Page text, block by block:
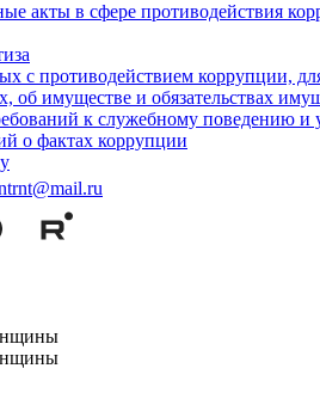
акты в сфере противодействия
с противодействием коррупции,
об имуществе и обязательствах
к служебному поведению и
о фактах коррупции